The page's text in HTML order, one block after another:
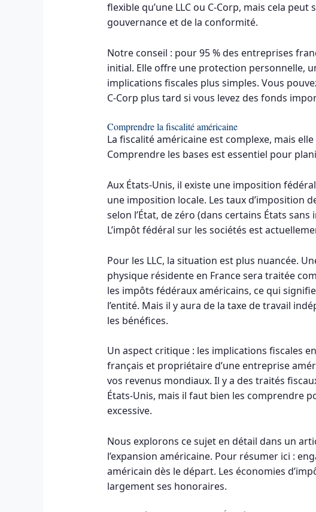
flexible qu’une LLC ou C-Corp, mais cela
gouvernance et de la conformité.
Notre conseil : pour 95 % des entreprises
initial. Elle offre une protection personnelle,
implications fiscales plus simples. Vous
C-Corp plus tard si vous levez des fonds
Comprendre la fiscalité américaine
La fiscalité américaine est complexe, mais
Comprendre les bases est essentiel pour
Aux États-Unis, il existe une imposition
une imposition locale. Les taux d’imposition
selon l’État, de zéro (dans certains États
L’impôt fédéral sur les sociétés est
Pour les LLC, la situation est plus nuancée.
physique résidente en France sera traitée
les impôts fédéraux américains, ce qui signifie
l’entité. Mais il y aura de la taxe de travail
les bénéfices.
Un aspect critique : les implications fiscales
français et propriétaire d’une entreprise
vos revenus mondiaux. Il y a des traités
États-Unis, mais il faut bien les comprendre
excessive.
Nous explorons ce sujet en détail dans un
l’expansion américaine. Pour résumer ici :
américain dès le départ. Les économies
largement ses honoraires.